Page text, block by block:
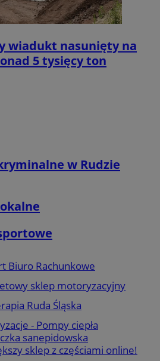
wiadukt nasunięty na
5 tysięcy ton
w Rudzie
Biuro Rachunkowe
sklep motoryzacyjny
Ruda Śląska
- Pompy ciepła
sanepidowska
sklep z częściami online!